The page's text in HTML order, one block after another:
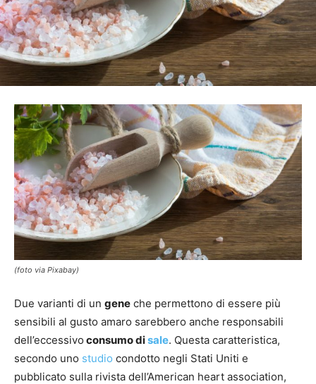
(foto via Pixabay)
Due varianti di un gene che permettono di essere più
sensibili al gusto amaro sarebbero anche responsabili
dell’eccessivo consumo disale. Questa caratteristica,
secondo uno studio condotto negli Stati Uniti e
pubblicato sulla rivista dell’American heart association,